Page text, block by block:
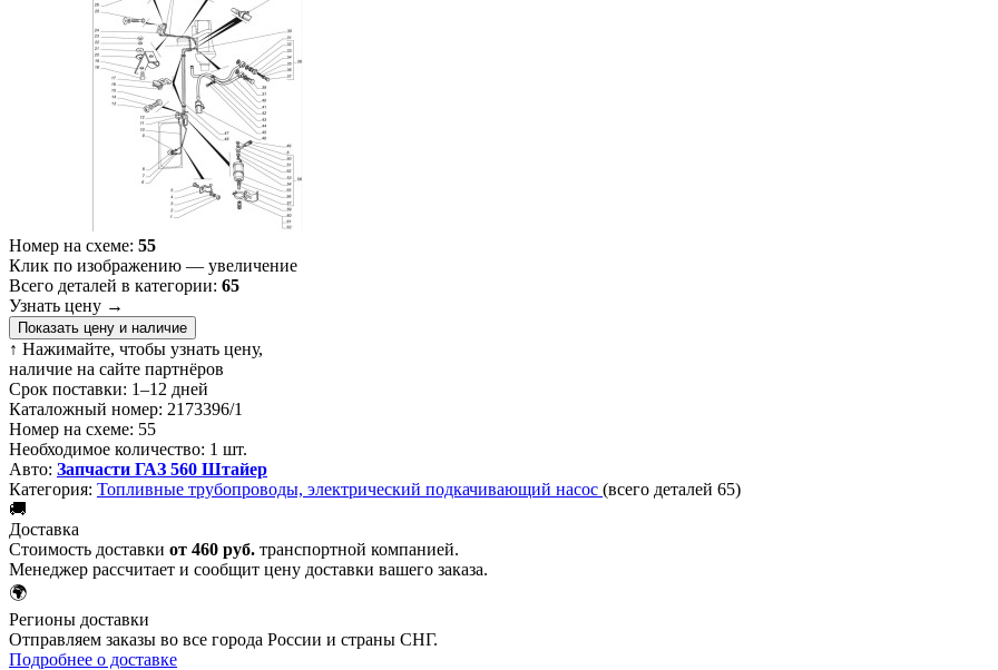
Номер на схеме: 55
Клик по изображению — увеличение
Всего деталей в категории: 65
Узнать цену →
Показать цену и наличие
↑ Нажимайте, чтобы узнать цену,
наличие на сайте партнёров
Срок поставки: 1–12 дней
Каталожный номер: 2173396/1
Номер на схеме: 55
Необходимое количество: 1 шт.
Авто: Запчасти ГАЗ 560 Штайер
Категория: Топливные трубопроводы, электрический подкачивающий насос (всего деталей 65)
🚚
Доставка
Стоимость доставки от 460 руб. транспортной компанией.
Менеджер рассчитает и сообщит цену доставки вашего заказа.
🌍
Регионы доставки
Отправляем заказы во все города России и страны СНГ.
Подробнее о доставке